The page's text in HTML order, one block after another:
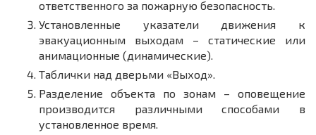
ответственного за пожарную безопасность.
Установленные указатели движения к
эвакуационным выходам – статические или
анимационные (динамические).
Таблички над дверьми «Выход».
Разделение объекта по зонам – оповещение
производится различными способами в
установленное время.